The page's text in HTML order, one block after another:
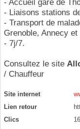
- Accueil gare de
- Liaisons stations
- Transport de
Grenoble, Annecy
- 7j/7.
Consultez le site
/ Chauffeur
Site internet
Lien retour
Clics
16